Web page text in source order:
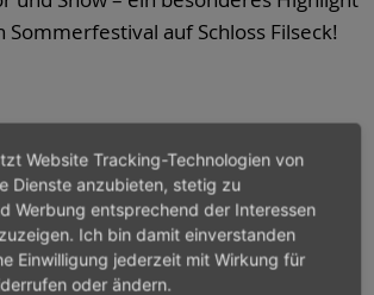
auf Schloss Filseck!
25,- | 21,- | 17,- Euro
zzgl.3,- Euro
Website Tracking-Technologien von
Dienste anzubieten, stetig zu
Werbung entsprechend der Interessen
Ich bin damit einverstanden
Einwilligung jederzeit mit Wirkung für
oder ändern.